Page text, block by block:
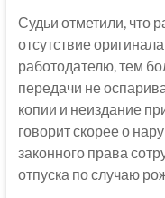
Судьи отметили, что
отсутствие
работодателю, тем
передачи не
копии и неиздание
говорит скорее о
законного права
отпуска по случаю